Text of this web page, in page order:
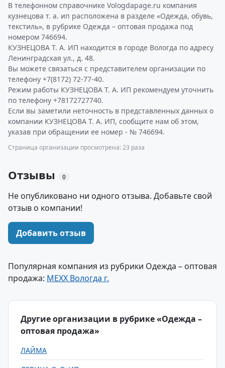
В телефонном справочнике Vologdapage.ru компания
кузнецова т. а. ип расположена в разделе «Одежда, обувь,
текстиль», в рубрике Одежда – оптовая продажа под
номером 746694.
КУЗНЕЦОВА Т. А. ИП находится в городе Вологда по адресу
Ленинградская ул., д. 48.
Вы можете связаться с представителем организации по
телефону +7(8172) 72-77-40.
Режим работы КУЗНЕЦОВА Т. А. ИП рекомендуем уточнить
по телефону +78172727740.
Если вы заметили неточность в представленных данных о
компании КУЗНЕЦОВА Т. А. ИП, сообщите нам об этом,
указав при обращении ее номер - № 746694.
Страница организации просмотрена: 23 раза
Отзывы 0
Не опубликовано ни одного отзыва. Добавьте свой
отзыв о компании!
Добавить отзыв
Популярная компания из рубрики Одежда – оптовая
продажа: MEXX Вологда г.
Другие организации в рубрике «Одежда –
оптовая продажа»
ЛАЙМА